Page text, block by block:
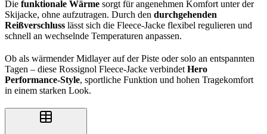
Die funktionale Wärme sorgt für angenehmen Komfort unter der
Skijacke, ohne aufzutragen. Durch den durchgehenden
Reißverschluss lässt sich die Fleece-Jacke flexibel regulieren und
schnell an wechselnde Temperaturen anpassen.
Ob als wärmender Midlayer auf der Piste oder solo an entspannten
Tagen – diese Rossignol Fleece-Jacke verbindet Hero
Performance-Style, sportliche Funktion und hohen Tragekomfort
in einem starken Look.